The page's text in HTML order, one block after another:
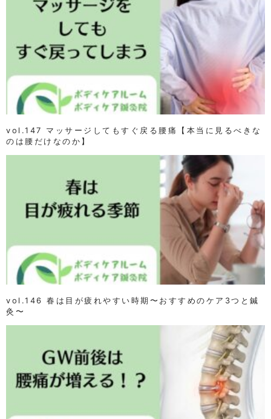
vol.147 マッサージしてもすぐ戻る腰痛【本当に見るべきな
のは腰だけなのか】
vol.146 春は目が疲れやすい時期〜おすすめのケア3つと鍼
灸〜